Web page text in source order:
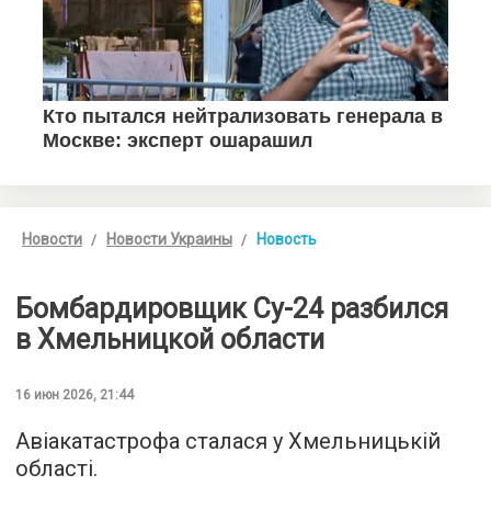
Новости Новости Украины Новость
Бомбардировщик Су-24 разбился
в Хмельницкой области
16 июн 2026, 21:44
Авіакатастрофа сталася у Хмельницькій
області.